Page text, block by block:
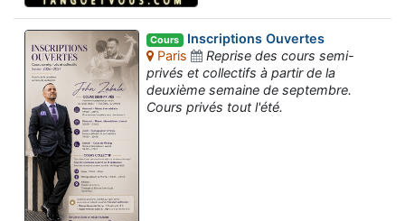
Cours Inscriptions Ouvertes
Paris
Reprise des cours semi-
privés et collectifs à partir de la
deuxième semaine de septembre.
Cours privés tout l'été.